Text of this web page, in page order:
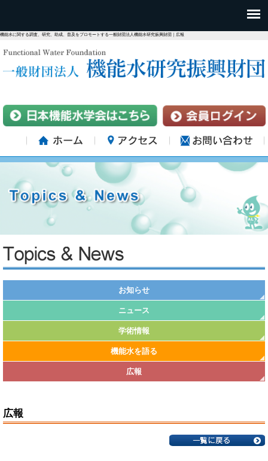
機能水に関する調査、研究、助成、普及をプロモートする一般財団法人機能水研究振興財団｜広報
お知らせ
ニュース
学術情報
機能水を語る
広報
広報